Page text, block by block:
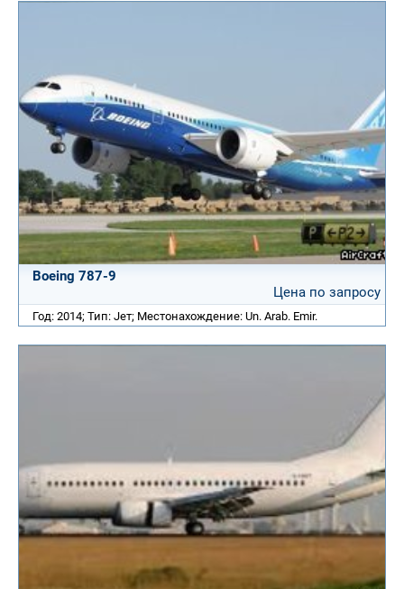
Boeing 787-9
Цена по запросу
Год: 2014; Тип: Jет; Местонахождение: Un. Arab. Emir.